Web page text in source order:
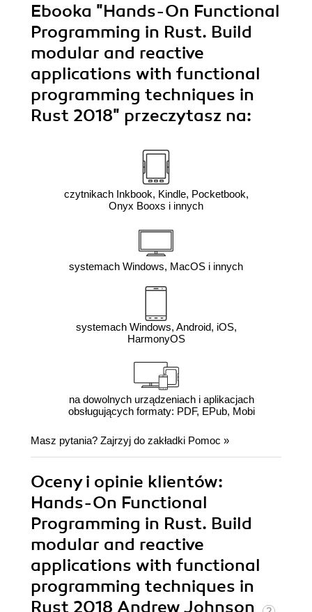
Ebooka "Hands-On Functional
Programming in Rust. Build
modular and reactive
applications with functional
programming techniques in
Rust 2018" przeczytasz na:
czytnikach Inkbook, Kindle, Pocketbook,
Onyx Booxs i innych
systemach Windows, MacOS i innych
systemach Windows, Android, iOS,
HarmonyOS
na dowolnych urządzeniach i aplikacjach
obsługujących formaty: PDF, EPub, Mobi
Masz pytania? Zajrzyj do zakładki Pomoc »
Oceny i opinie klientów:
Hands-On Functional
Programming in Rust. Build
modular and reactive
applications with functional
programming techniques in
Rust 2018 Andrew Johnson